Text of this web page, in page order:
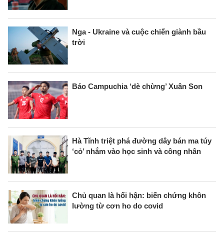
Nga - Ukraine và cuộc chiến giành bầu
trời
Báo Campuchia ‘dè chừng’ Xuân Son
Hà Tĩnh triệt phá đường dây bán ma túy
‘cỏ’ nhắm vào học sinh và công nhân
Chủ quan là hối hận: biến chứng khôn
lường từ cơn ho do covid